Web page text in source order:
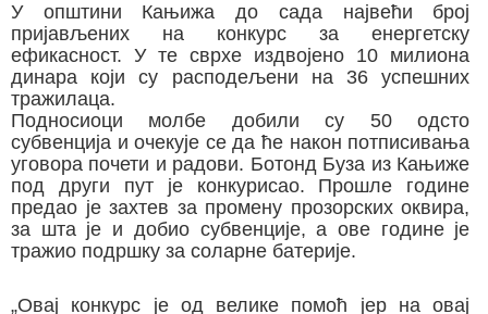
У општини Кањижа до сада највећи број
пријављених на конкурс за енергетску
ефикасност. У те сврхе издвојено 10 милиона
динара који су расподељени на 36 успешних
тражилаца.
Подносиоци молбе добили су 50 одсто
субвенција и очекује се да ће након потписивања
уговора почети и радови. Ботонд Буза из Кањиже
под други пут је конкурисао. Прошле године
предао је захтев за промену прозорских оквира,
за шта је и добио субвенције, а ове године је
тражио подршку за соларне батерије.
„Овај конкурс је од велике помоћ јер на овај